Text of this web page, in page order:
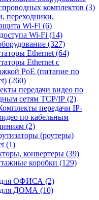
комплектов (3)
переходники,
Wi-Fi (6)
Wi-Fi (14)
(327)
Ethernet (64)
Ethernet с
PoE (питание по
(260)
передачи видео по
сетям TCP/IP (2)
передачи IP-
по кабельным
(2)
(роутеры)
(1)
конвертеры (39)
коробки (129)
для ОФИСА (2)
для ДОМА (10)